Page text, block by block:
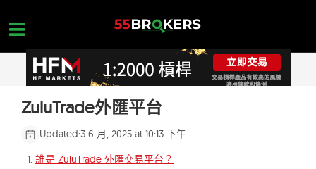
content
台灣外匯保證金交易平台
外匯保證金詐騙平台
ZuluTrade外匯平台
Updated:3 6 月, 2025 at 10:13 下午
誰是 ZuluTrade 外匯交易平台？